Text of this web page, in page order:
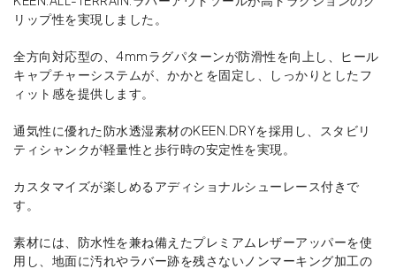
リップ性を実現しました。
全方向対応型の、4mmラグパターンが防滑性を向上し、ヒール
キャプチャーシステムが、かかとを固定し、しっかりとしたフ
ィット感を提供します。
通気性に優れた防水透湿素材のKEEN.DRYを採用し、スタビリ
ティシャンクが軽量性と歩行時の安定性を実現。
カスタマイズが楽しめるアディショナルシューレース付きで
す。
素材には、防水性を兼ね備えたプレミアムレザーアッパーを使
用し、地面に汚れやラバー跡を残さないノンマーキング加工の